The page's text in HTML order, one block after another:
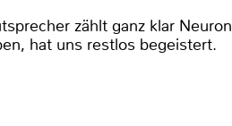
zählt ganz klar Neuron
hat uns restlos begeistert.